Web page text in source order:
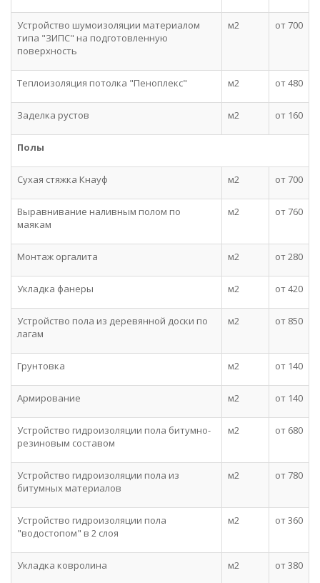
Устройство шумоизоляции материалом
типа "ЗИПС" на подготовленную
поверхность
м2 от 700
Теплоизоляция потолка "Пеноплекс" м2 от 480
Заделка рустов м2 от 160
Полы
Сухая стяжка Кнауф м2 от 700
Выравнивание наливным полом по
маякам
м2 от 760
Монтаж оргалита м2 от 280
Укладка фанеры м2 от 420
Устройство пола из деревянной доски по
лагам
м2 от 850
Грунтовка м2 от 140
Армирование м2 от 140
Устройство гидроизоляции пола битумно-
резиновым составом
м2 от 680
Устройство гидроизоляции пола из
битумных материалов
м2 от 780
Устройство гидроизоляции пола
"водостопом" в 2 слоя
м2 от 360
Укладка ковролина м2 от 380